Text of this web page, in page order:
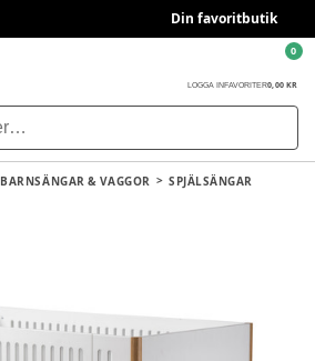
Din favoritbutik
LOGGA IN FAVORITER0,00 KR
0
BARNSÄNGAR & VAGGOR SPJÄLSÄNGAR